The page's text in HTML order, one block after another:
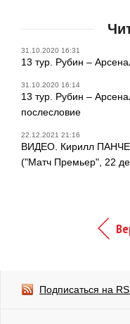
31.10.2020 16:31
13 тур. Рубин –
31.10.2020 16:14
13 тур. Рубин –
послесловие
22.12.2021 21:16
ВИДЕО. Кирилл
("Матч Премьер", 22
Подписаться на